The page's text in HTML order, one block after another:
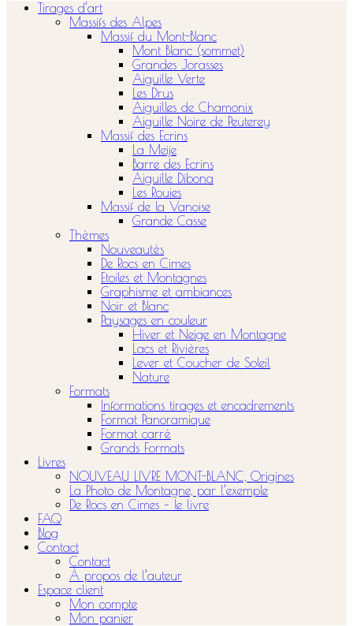
Tirages d’art
Massifs des Alpes
Massif du Mont-Blanc
Mont Blanc (sommet)
Grandes Jorasses
Aiguille Verte
Les Drus
Aiguilles de Chamonix
Aiguille Noire de Peuterey
Massif des Ecrins
La Meije
Barre des Ecrins
Aiguille Dibona
Les Rouies
Massif de la Vanoise
Grande Casse
Thèmes
Nouveautés
De Rocs en Cimes
Etoiles et Montagnes
Graphisme et ambiances
Noir et Blanc
Paysages en couleur
Hiver et Neige en Montagne
Lacs et Rivières
Lever et Coucher de Soleil
Nature
Formats
Informations tirages et encadrements
Format Panoramique
Format carré
Grands Formats
Livres
NOUVEAU LIVRE MONT-BLANC, Origines
La Photo de Montagne, par l’exemple
De Rocs en Cimes – le livre
FAQ
Blog
Contact
Contact
À propos de l’auteur
Espace client
Mon compte
Mon panier